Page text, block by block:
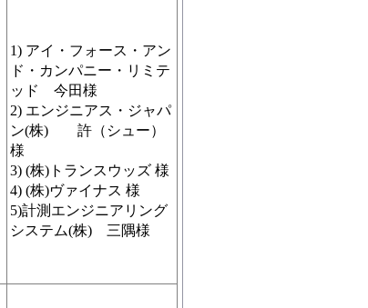
1) アイ・フォース・アン
ド・カンパニー・リミテ
ッド 今田様
2) エンジニアス・ジャパ
ン(株) 許（シュー）
様
3) (株)トランスウッズ 様
4) (株)ヴァイナス 様
5)計測エンジニアリング
システム(株) 三隅様